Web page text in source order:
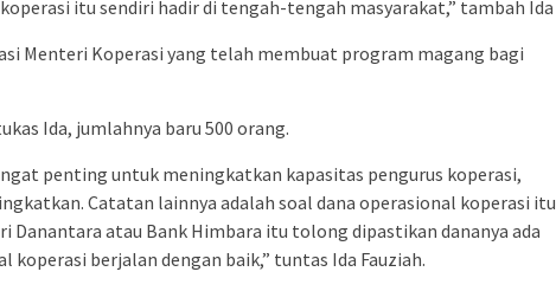
itu sendiri hadir di tengah-tengah masyarakat,” tambah Ida
Menteri Koperasi yang telah membuat program magang bagi
Ida, jumlahnya baru 500 orang.
penting untuk meningkatkan kapasitas pengurus koperasi,
Catatan lainnya adalah soal dana operasional koperasi itu
Danantara atau Bank Himbara itu tolong dipastikan dananya ada
koperasi berjalan dengan baik,” tuntas Ida Fauziah.